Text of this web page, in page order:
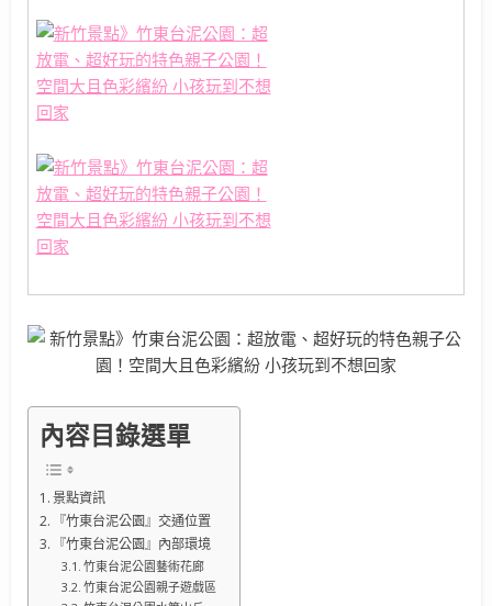
內容目錄選單
景點資訊
『竹東台泥公園』交通位置
『竹東台泥公園』內部環境
竹東台泥公園藝術花廊
竹東台泥公園親子遊戲區